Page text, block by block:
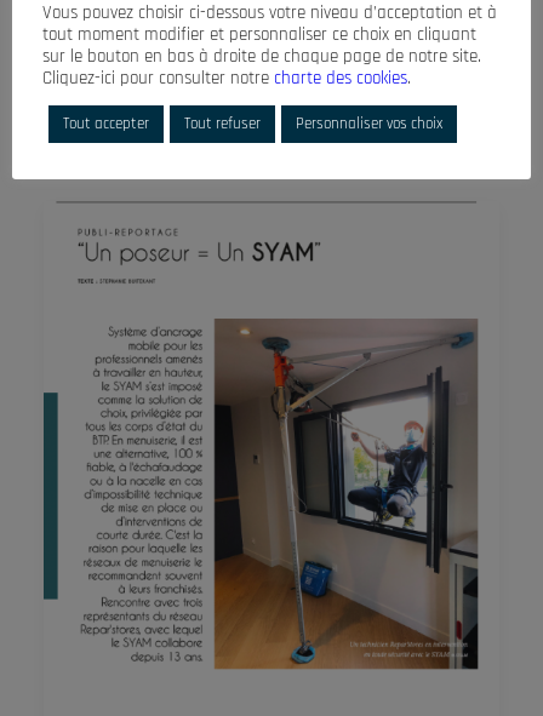
by Khadija Benhadi
Vous pouvez choisir ci-dessous votre niveau d’acceptation et à
tout moment modifier et personnaliser ce choix en cliquant
sur le bouton en bas à droite de chaque page de notre site.
Cliquez-ici pour consulter notre charte des cookies.
Tout accepter Tout refuser Personnaliser vos choix